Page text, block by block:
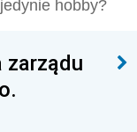
hobby?
zarządu